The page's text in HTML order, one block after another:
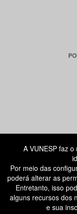
ATENDIMENTO AO
A VUNESP faz
Por meio das
poderá alterar as
Entretanto, isso
alguns recursos dos
e sua